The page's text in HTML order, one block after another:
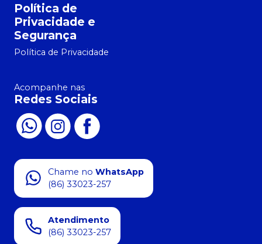
Política de
Privacidade e
Segurança
Política de Privacidade
Acompanhe nas
Redes Sociais
Chame no WhatsApp
(86) 33023-257
Atendimento
(86) 33023-257